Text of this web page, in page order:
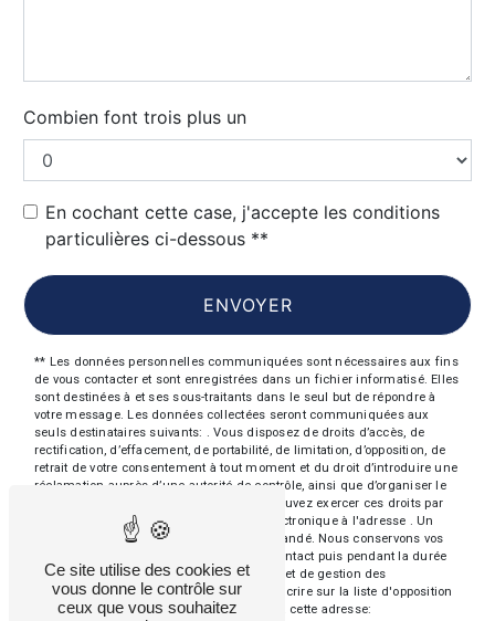
Combien font trois plus un
En cochant cette case, j'accepte les conditions
particulières ci-dessous **
ENVOYER
** Les données personnelles communiquées sont nécessaires aux fins
de vous contacter et sont enregistrées dans un fichier informatisé. Elles
sont destinées à et ses sous-traitants dans le seul but de répondre à
votre message. Les données collectées seront communiquées aux
seuls destinataires suivants: . Vous disposez de droits d’accès, de
rectification, d’effacement, de portabilité, de limitation, d’opposition, de
retrait de votre consentement à tout moment et du droit d’introduire une
réclamation auprès d’une autorité de contrôle, ainsi que d’organiser le
sort de vos données post-mortem. Vous pouvez exercer ces droits par
voie postale à l'adresse ou par courrier électronique à l'adresse . Un
justificatif d'identité pourra vous être demandé. Nous conservons vos
données pendant la période de prise de contact puis pendant la durée
de prescription légale aux fins probatoires et de gestion des
contentieux. Vous avez le droit de vous inscrire sur la liste d'opposition
au démarchage téléphonique, disponible à cette adresse:
Ce site utilise des cookies et
vous donne le contrôle sur
ceux que vous souhaitez